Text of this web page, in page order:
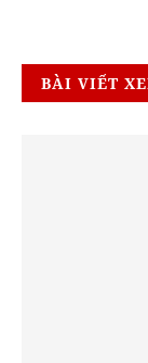
BÀI VIẾT